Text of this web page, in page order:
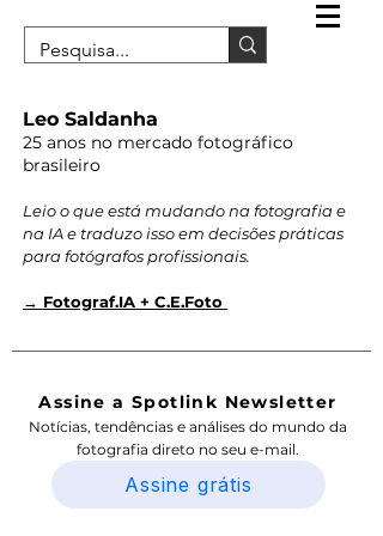
Leo Saldanha
25 anos no mercado fotográfico
brasileiro
Leio o que está mudando na fotografia e
na IA e traduzo isso em decisões práticas
para fotógrafos profissionais.
→ Fotograf.IA + C.E.Foto
Assine a Spotlink Newsletter
Notícias, tendências e análises do mundo da
fotografia direto no seu e-mail.
Assine grátis